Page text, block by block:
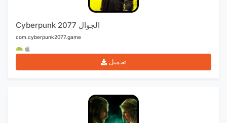
Cyberpunk 2077 الجوال
com.cyberpunk2077.game
تحميل